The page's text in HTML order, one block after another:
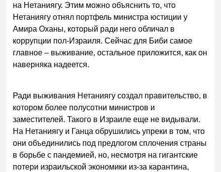
на Нетаниягу. Этим можно объяснить то, что
Нетаниягу отнял портфель министра юстиции у
Амира Оханы, который ради него обличал в
коррупции пол-Израиля. Сейчас для Биби самое
главное – выживание, остальное приложится, как он
наверняка надеется.
Ради выживания Нетаниягу создал правительство, в
котором более полусотни министров и
заместителей. Такого в Израиле еще не видывали.
На Нетаниягу и Ганца обрушились упреки в том, что
они объединились под предлогом сплочения страны
в борьбе с пандемией, но, несмотря на гигантские
потери израильской экономики из-за карантина,